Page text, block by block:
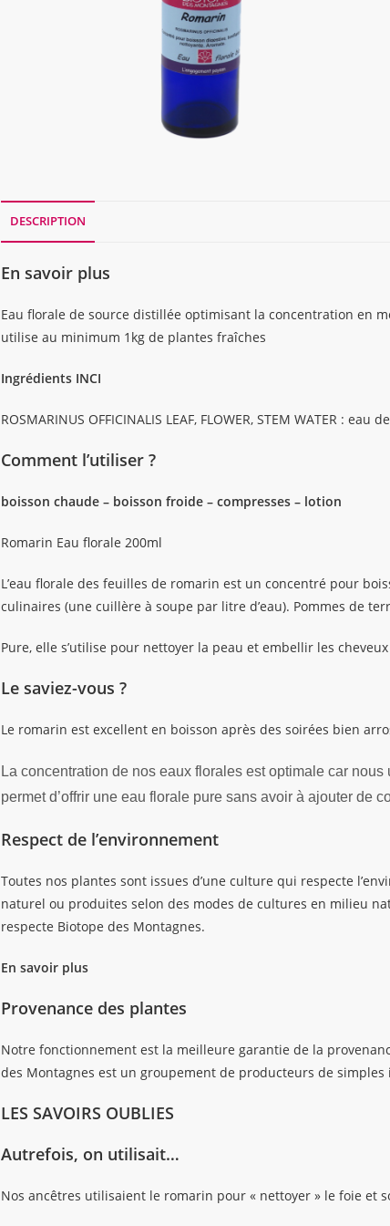
DESCRIPTION
En savoir plus
Eau florale de source distillée optimisant la concentration en
utilise au minimum 1kg de plantes fraîches
Ingrédients INCI
ROSMARINUS OFFICINALIS LEAF, FLOWER, STEM WATER :
Comment l’utiliser ?
boisson chaude – boisson froide – compresses – lotion
Romarin Eau florale 200ml
L’eau florale des feuilles de romarin est un concentré pour
culinaires (une cuillère à soupe par litre d’eau). Pommes de
Pure, elle s’utilise pour nettoyer la peau et embellir les
Le saviez-vous ?
Le romarin est excellent en boisson après des soirées bien
La concentration de nos eaux florales est optimale car
permet d’offrir une eau florale pure sans avoir à ajouter de
Respect de l’environnement
Toutes nos plantes sont issues d’une culture qui respecte
naturel ou produites selon des modes de cultures en milieu
respecte Biotope des Montagnes.
En savoir plus
Provenance des plantes
Notre fonctionnement est la meilleure garantie de la
des Montagnes est un groupement de producteurs de
LES SAVOIRS OUBLIES
Autrefois, on utilisait…
Nos ancêtres utilisaient le romarin pour « nettoyer » le foie et